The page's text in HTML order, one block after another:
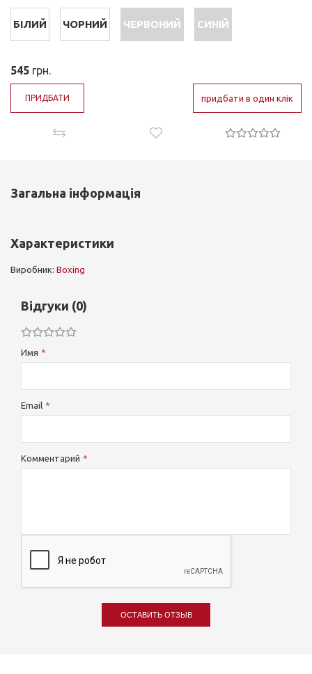
БІЛИЙ ЧОРНИЙ ЧЕРВОНИЙ СИНІЙ
545 грн.
ПРИДБАТИ придбати в один клік
Загальна інформація
Характеристики
Виробник: Boxing
Відгуки (0)
Имя
Email
Комментарий
ОСТАВИТЬ ОТЗЫВ